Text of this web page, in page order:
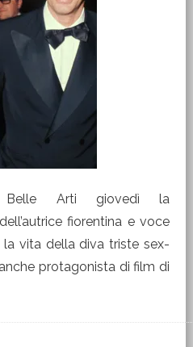
Belle Arti giovedì la
fiorentina e voce
la vita della diva triste sex-
protagonista di film di